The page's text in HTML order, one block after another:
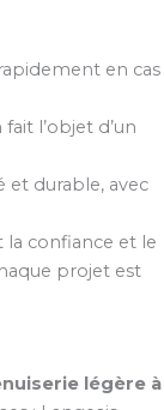
en cas
l’objet d’un
et durable, avec
la confiance et le
projet est
légère à